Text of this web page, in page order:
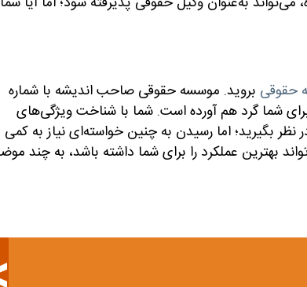
حقوقی بروید. موسسه حقوقی صاحب اندیشه با شماره
وکلا را برای شما گرد هم آورده است. شما با شناخت ویژگی‌های
بگیرید؛ اما رسیدن به چنین خواسته‌ای نیاز به کمی
بهترین عملکرد را برای شما داشته باشد، به چند